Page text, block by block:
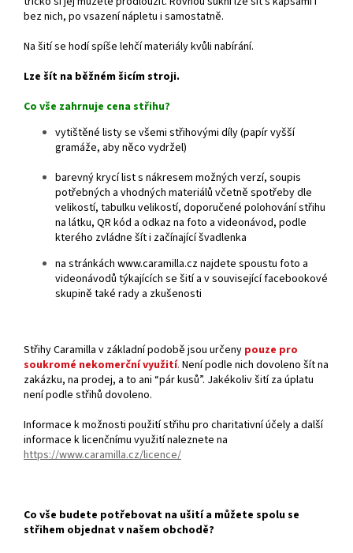
bez nich, po vsazení nápletu i samostatně.
Na šití se hodí spíše lehčí materiály kvůli nabírání.
Lze šít na běžném šicím stroji.
Co vše zahrnuje cena střihu?
vytištěné listy se všemi střihovými díly (papír vyšší
gramáže, aby něco vydržel)
barevný krycí list s nákresem možných verzí, soupis
potřebných a vhodných materiálů včetně spotřeby dle
velikostí, tabulku velikostí, doporučené polohování střihu
na látku, QR kód a odkaz na foto a videonávod, podle
kterého zvládne šít i začínající švadlenka
na stránkách www.caramilla.cz najdete spoustu foto a
videonávodů týkajících se šití a v související facebookové
skupině také rady a zkušenosti
Střihy Caramilla v základní podobě jsou určeny pouze pro
soukromé nekomerční využití. Není podle nich dovoleno šít na
zakázku, na prodej, a to ani “pár kusů”. Jakékoliv šití za úplatu
není podle střihů dovoleno.
Informace k možnosti použití střihu pro charitativní účely a další
informace k licenčnímu využití naleznete na
https://www.caramilla.cz/licence/
Co vše budete potřebovat na ušití a můžete spolu se
střihem objednat v našem obchodě?